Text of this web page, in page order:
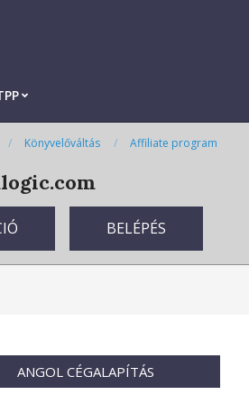
Könyvelőváltás Affiliate program
BELÉPÉS
ANGOL CÉGALAPÍTÁS